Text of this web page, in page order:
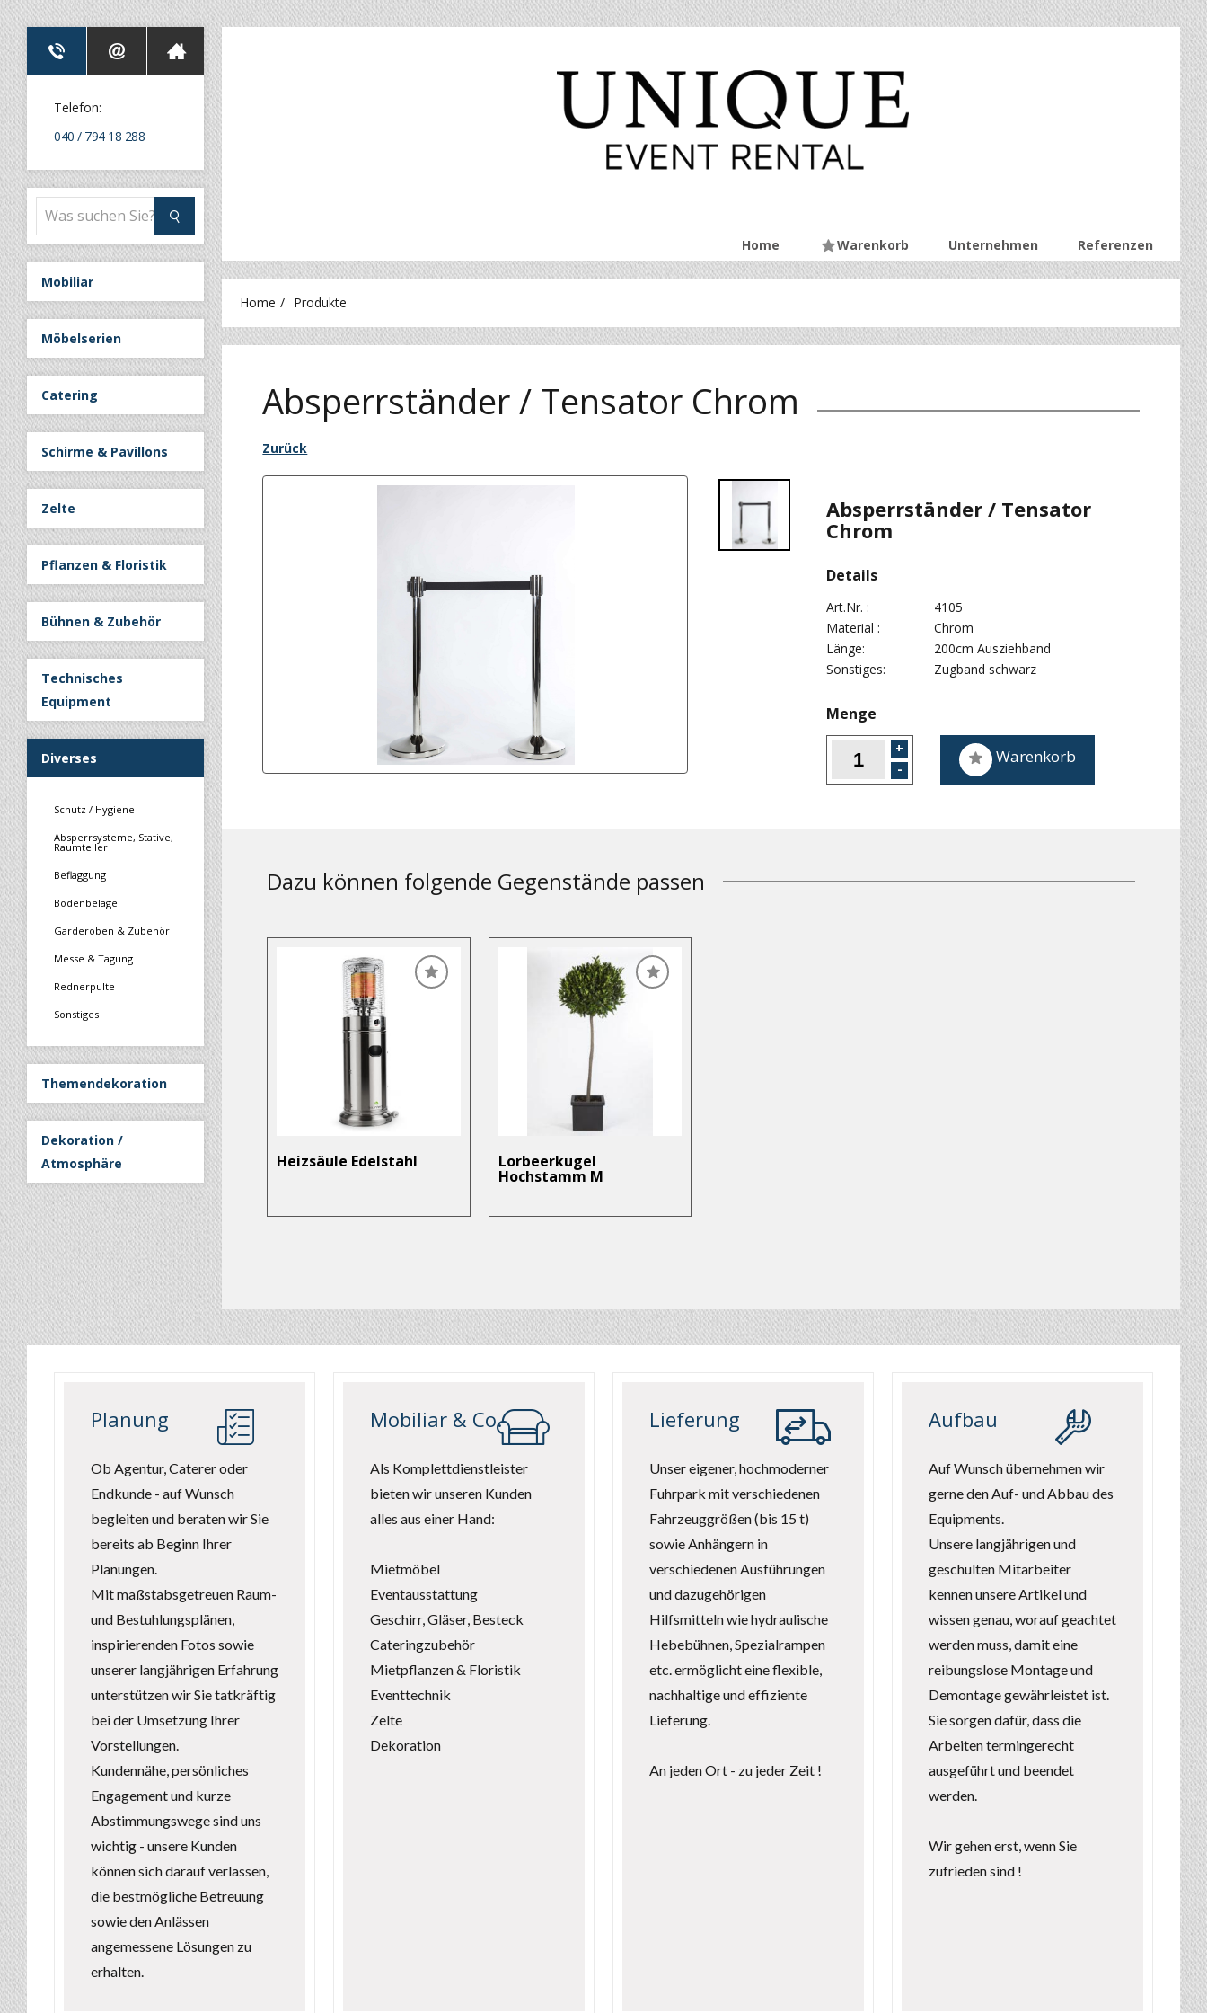
Telefon:
040 / 794 18 288
Mobiliar
Möbelserien
Catering
Schirme & Pavillons
Zelte
Pflanzen & Floristik
Bühnen & Zubehör
Technisches
Equipment
Diverses
Schutz / Hygiene
Absperrsysteme, Stative,
Raumteiler
Beflaggung
Bodenbeläge
Garderoben & Zubehör
Messe & Tagung
Rednerpulte
Sonstiges
Themendekoration
Dekoration /
Atmosphäre
Home Warenkorb Unternehmen Referenzen
Home Produkte
Absperrständer / Tensator Chrom
Zurück
Absperrständer / Tensator
Chrom
Details
Art.Nr. :
4105
Material :
Chrom
Länge:
200cm Ausziehband
Sonstiges:
Zugband schwarz
Menge
Warenkorb
Dazu können folgende Gegenstände passen
Heizsäule Edelstahl Lorbeerkugel
Hochstamm M
Planung
Ob Agentur, Caterer oder
Endkunde - auf Wunsch
begleiten und beraten wir Sie
bereits ab Beginn Ihrer
Planungen.
Mit maßstabsgetreuen Raum-
und Bestuhlungsplänen,
inspirierenden Fotos sowie
unserer langjährigen Erfahrung
unterstützen wir Sie tatkräftig
bei der Umsetzung Ihrer
Vorstellungen.
Kundennähe, persönliches
Engagement und kurze
Abstimmungswege sind uns
wichtig - unsere Kunden
können sich darauf verlassen,
die bestmögliche Betreuung
sowie den Anlässen
angemessene Lösungen zu
erhalten.
Mobiliar & Co.
Als Komplettdienstleister
bieten wir unseren Kunden
alles aus einer Hand:
Mietmöbel
Eventausstattung
Geschirr, Gläser, Besteck
Cateringzubehör
Mietpflanzen & Floristik
Eventtechnik
Zelte
Dekoration
Lieferung
Unser eigener, hochmoderner
Fuhrpark mit verschiedenen
Fahrzeuggrößen (bis 15 t)
sowie Anhängern in
verschiedenen Ausführungen
und dazugehörigen
Hilfsmitteln wie hydraulische
Hebebühnen, Spezialrampen
etc. ermöglicht eine flexible,
nachhaltige und effiziente
Lieferung.
An jeden Ort - zu jeder Zeit !
Aufbau
Auf Wunsch übernehmen wir
gerne den Auf- und Abbau des
Equipments.
Unsere langjährigen und
geschulten Mitarbeiter
kennen unsere Artikel und
wissen genau, worauf geachtet
werden muss, damit eine
reibungslose Montage und
Demontage gewährleistet ist.
Sie sorgen dafür, dass die
Arbeiten termingerecht
ausgeführt und beendet
werden.
Wir gehen erst, wenn Sie
zufrieden sind !